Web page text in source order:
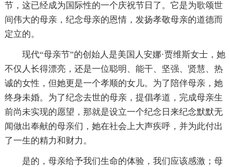
节，这已经成为国际性的一个庆祝节日了。它是为歌颂世
间伟大的母亲，纪念母亲的恩情，发扬孝敬母亲的道德而
定立的。
现代“母亲节”的创始人是美国人安娜·贾维斯女士，她
不仅人长得漂亮，还是一位聪明、能干、坚强、贤慧、热
诚的女性，但她更是一个孝顺的女儿。为了陪伴母亲，她
终身未婚。为了纪念去世的母亲，提倡孝道，完成母亲生
前尚未实现的愿望，那就是设立一个纪念日来纪念默默无
闻做出奉献的母亲们，她在社会上大声疾呼，并为此付出
了一生的精力和财力。
是的，母亲给予我们生命的体验，我们应该感激；母